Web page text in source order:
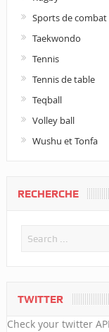
Sports de combat
Taekwondo
Tennis
Tennis de table
Teqball
Volley ball
Wushu et Tonfa
RECHERCHE
TWITTER
Check your twitter